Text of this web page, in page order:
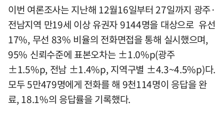
이번 여론조사는 지난해 12월16일부터 27일까지 광주·
전남지역 만19세 이상 유권자 9144명을 대상으로 유선
17%, 무선 83% 비율의 전화면접을 통해 실시했으며,
95% 신뢰수준에 표본오차는 ±1.0%p(광주
±1.5%p, 전남 ±1.4%p, 지역구별 ±4.3~4.5%p)다.
모두 5만479명에게 전화를 해 9천114명이 응답을 완
료, 18.1%의 응답률을 기록했다.